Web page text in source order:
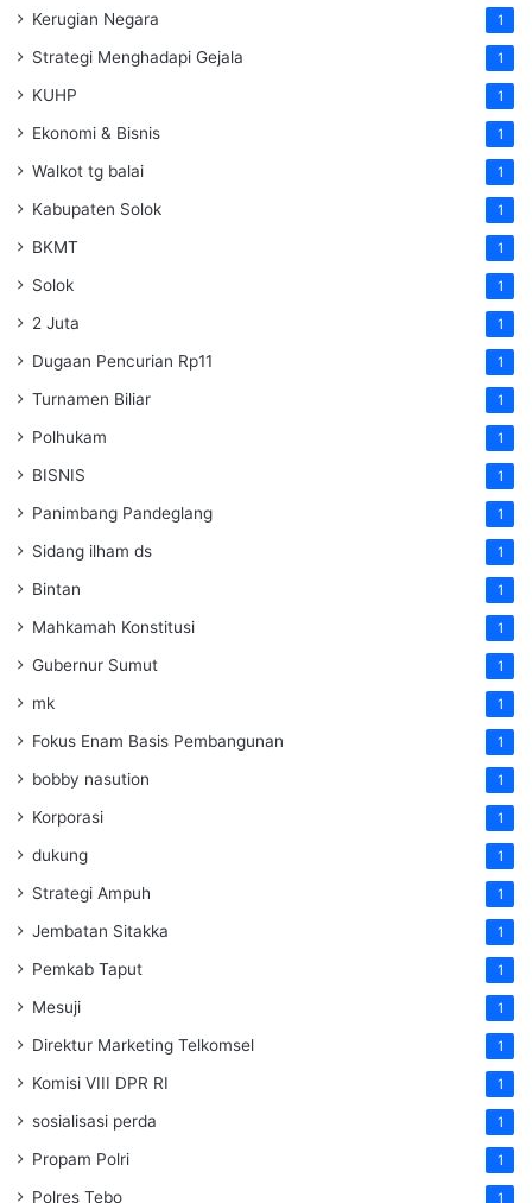
Kerugian Negara 1
Strategi Menghadapi Gejala 1
KUHP 1
Ekonomi & Bisnis 1
Walkot tg balai 1
Kabupaten Solok 1
BKMT 1
Solok 1
2 Juta 1
Dugaan Pencurian Rp11 1
Turnamen Biliar 1
Polhukam 1
BISNIS 1
Panimbang Pandeglang 1
Sidang ilham ds 1
Bintan 1
Mahkamah Konstitusi 1
Gubernur Sumut 1
mk 1
Fokus Enam Basis Pembangunan 1
bobby nasution 1
Korporasi 1
dukung 1
Strategi Ampuh 1
Jembatan Sitakka 1
Pemkab Taput 1
Mesuji 1
Direktur Marketing Telkomsel 1
Komisi VIII DPR RI 1
sosialisasi perda 1
Propam Polri 1
Polres Tebo 1